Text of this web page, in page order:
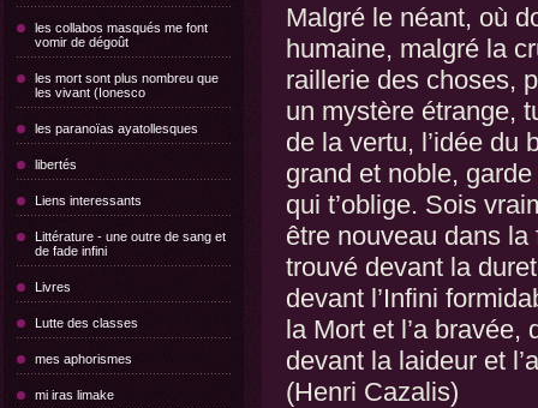
les collabos masqués me font
vomir de dégoût
les mort sont plus nombreu que
les vivant (Ionesco
les paranoïas ayatollesques
libertés
Liens interessants
Littérature - une outre de sang et
de fade infini
Livres
Lutte des classes
mes aphorismes
mi iras limake
Malgré le néant, où
humaine, malgré la
raillerie des choses,
un mystère étrange,
de la vertu, l’idée du
grand et noble,
qui t’oblige. Sois
être nouveau dans la
trouvé devant la
devant l’Infini
la Mort et l’a bravée,
devant la laideur et
(Henri Cazalis)